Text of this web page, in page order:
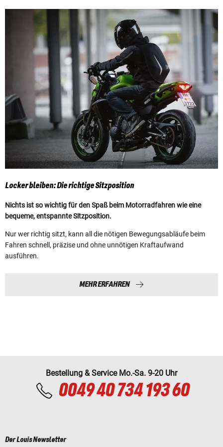
Locker bleiben: Die richtige Sitzposition
Nichts ist so wichtig für den Spaß beim Motorradfahren wie eine
bequeme, entspannte Sitzposition.
Nur wer richtig sitzt, kann all die nötigen Bewegungsabläufe beim
Fahren schnell, präzise und ohne unnötigen Kraftaufwand
ausführen.
MEHR ERFAHREN
Bestellung & Service Mo.-Sa. 9-20 Uhr
0049 40 734 193 60
Der Louis Newsletter